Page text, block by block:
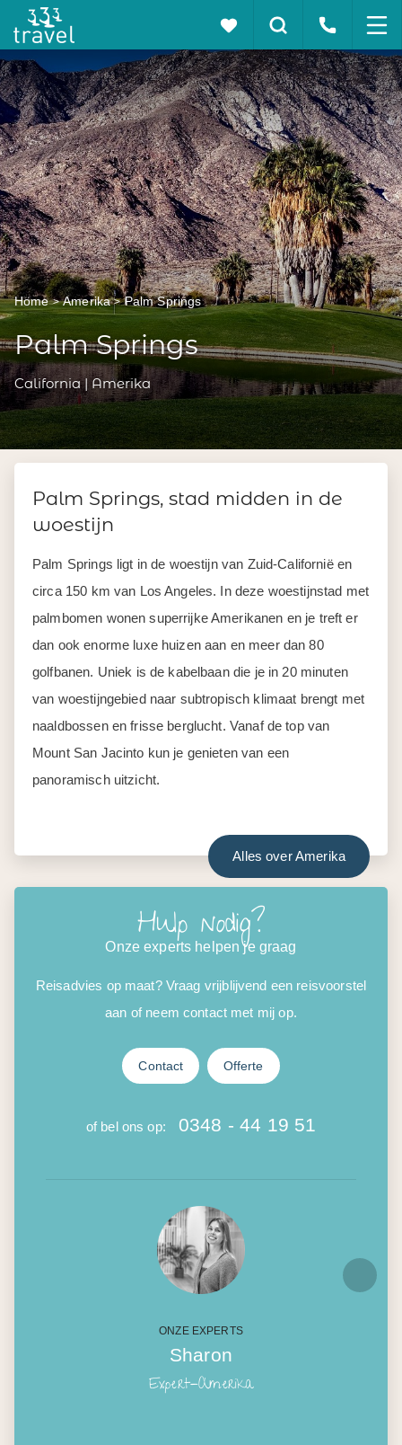
Home Amerika Palm Springs
Palm Springs
California | Amerika
Palm Springs, stad midden in de
woestijn
Palm Springs ligt in de woestijn van Zuid-Californië en
circa 150 km van Los Angeles. In deze woestijnstad met
palmbomen wonen superrijke Amerikanen en je treft er
dan ook enorme luxe huizen aan en meer dan 80
golfbanen. Uniek is de kabelbaan die je in 20 minuten
van woestijngebied naar subtropisch klimaat brengt met
naaldbossen en frisse berglucht. Vanaf de top van
Mount San Jacinto kun je genieten van een
panoramisch uitzicht.
Alles over Amerika
Hulp nodig?
Onze experts helpen je graag
Reisadvies op maat? Vraag vrijblijvend een reisvoorstel
aan of neem contact met mij op.
Contact Offerte
of bel ons op: 0348 - 44 19 51
ONZE EXPERTS
Sharon
Expert-Amerika